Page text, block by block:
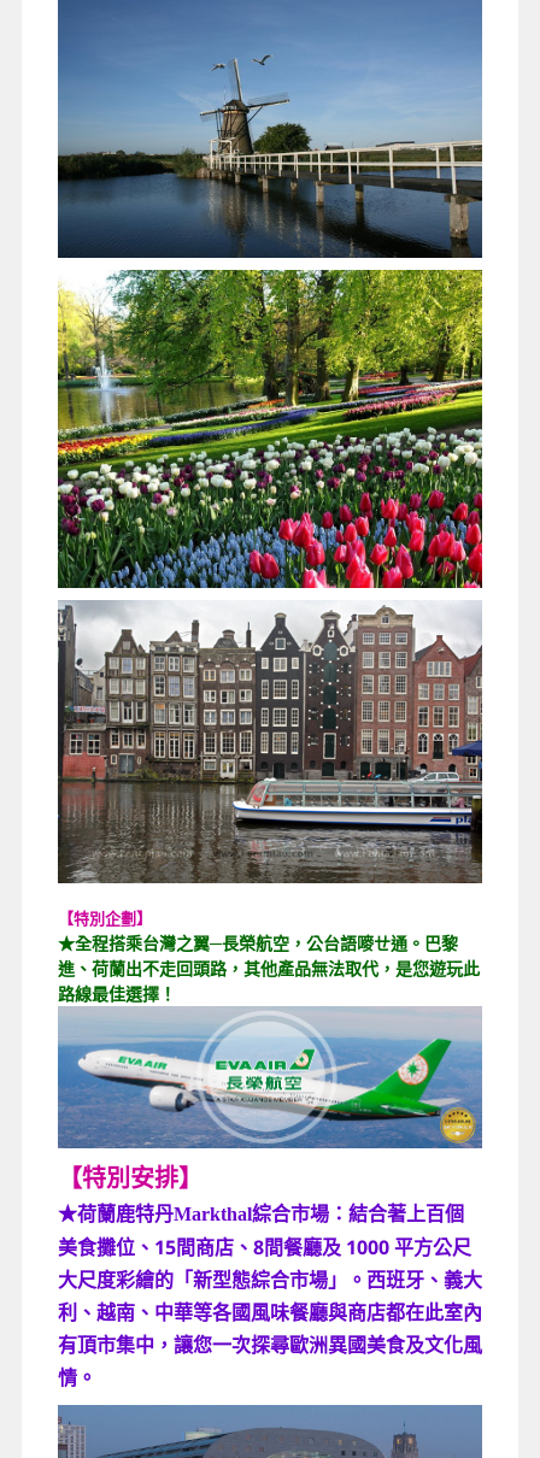
【特別企劃】
★全程搭乘台灣之翼─長榮航空，公台語嘜ㄝ通。巴黎
進、荷蘭出不走回頭路，其他產品無法取代，是您遊玩此
路線最佳選擇！
【特別安排】
★荷蘭鹿特丹Markthal綜合市場：結合著上百個
美食攤位、15間商店、8間餐廳及 1000 平方公尺
大尺度彩繪的「新型態綜合市場」。西班牙、義大
利、越南、中華等各國風味餐廳與商店都在此室內
有頂市集中，讓您一次探尋歐洲異國美食及文化風
情。